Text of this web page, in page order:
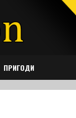
ПРИГОДИ